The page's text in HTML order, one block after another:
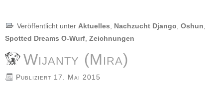
Veröffentlicht unter Aktuelles Nachzucht Django ,Oshun
Spotted Dreams O-Wurf ,Zeichnungen
Wijanty (Mira)
Publiziert 17. Mai 2015